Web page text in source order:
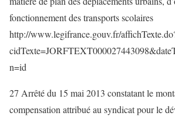
fonctionnement des transports scolaires
http://www.legifrance.gouv.fr/
n=id
27 Arrêté du 15 mai 2013 constatant le
compensation attribué au syndicat pour le